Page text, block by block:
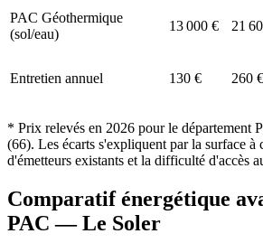
PAC Géothermique
(sol/eau)
13 000 € 21
Entretien annuel 130 € 260 €
* Prix relevés en 2026 pour le département
(66). Les écarts s'expliquent par la surface à
d'émetteurs existants et la difficulté d'accès
Comparatif énergétique
PAC —Le Soler